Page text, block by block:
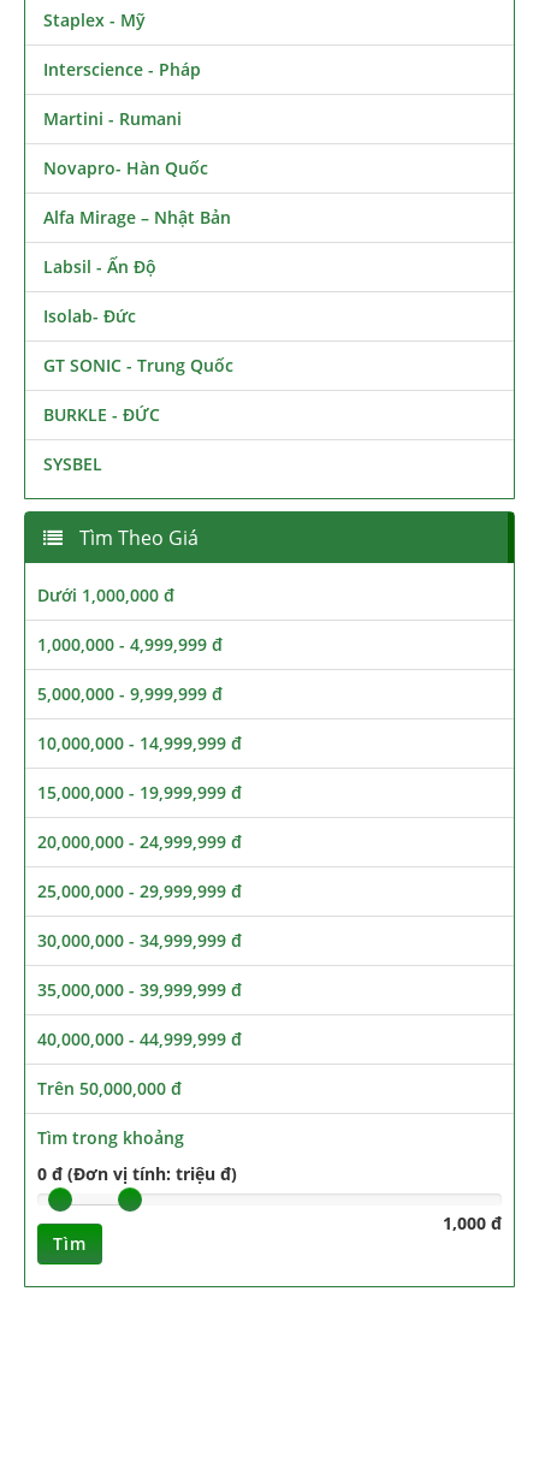
Staplex - Mỹ
Interscience - Pháp
Martini - Rumani
Novapro- Hàn Quốc
Alfa Mirage – Nhật Bản
Labsil - Ấn Độ
Isolab- Đức
GT SONIC - Trung Quốc
BURKLE - ĐỨC
SYSBEL
Tìm Theo Giá
Dưới 1,000,000 đ
1,000,000 - 4,999,999 đ
5,000,000 - 9,999,999 đ
10,000,000 - 14,999,999 đ
15,000,000 - 19,999,999 đ
20,000,000 - 24,999,999 đ
25,000,000 - 29,999,999 đ
30,000,000 - 34,999,999 đ
35,000,000 - 39,999,999 đ
40,000,000 - 44,999,999 đ
Trên 50,000,000 đ
Tìm trong khoảng
0 đ (Đơn vị tính: triệu đ)
1,000 đ
Tìm